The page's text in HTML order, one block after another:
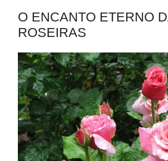
O ENCANTO ETERNO
ROSEIRAS